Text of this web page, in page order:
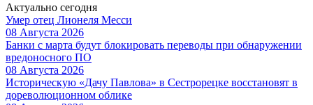
Актуально сегодня
Умер отец Лионеля Месси
08 Августа 2026
Банки с марта будут блокировать переводы при обнаружении
вредоносного ПО
08 Августа 2026
Историческую «Дачу Павлова» в Сестрорецке восстановят в
дореволюционном облике